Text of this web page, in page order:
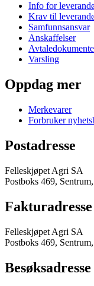
Info for
Krav til
Samfunnsansvar
Anskaffelser
Varsling
Oppdag mer
Merkevarer
Forbruker
Postadresse
Felleskjøpet Agri SA
Postboks 469,
Fakturadresse
Felleskjøpet Agri SA
Postboks 469,
Besøksadresse